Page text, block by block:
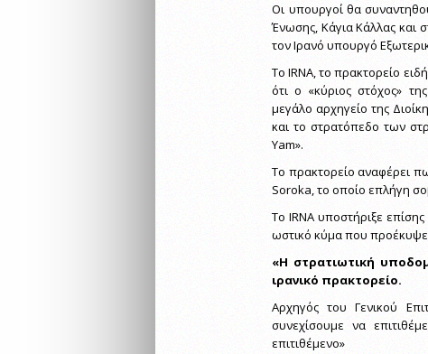
Οι υπουργοί θα
Ένωσης, Κάγια Κάλλας και
τον Ιρανό υπουργό
Το IRNA, το πρακτορείο
ότι ο «κύριος στόχος»
μεγάλο αρχηγείο της
και το στρατόπεδο των
Yam».
Το πρακτορείο αναφέρει
Soroka, το οποίο επλήγη
Το IRNA υποστήριξε
ωστικό κύμα που
«Η στρατιωτική
ιρανικό πρακτορείο.
Αρχηγός του Γενικού
συνεχίσουμε να
επιτιθέμενο»